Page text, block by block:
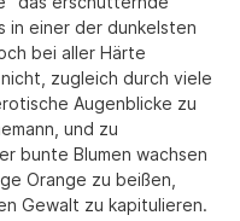
in einer der dunkelsten
bei aller Härte
zugleich durch viele
Augenblicke zu
und zu
bunte Blumen wachsen
Orange zu beißen,
Gewalt zu kapitulieren.